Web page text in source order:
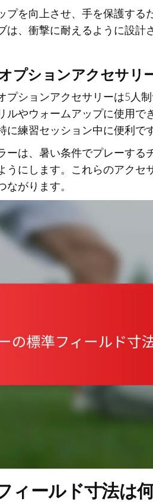
プを向上させ、手を保護する
は、衝撃に耐えるように設計
プションアクセサリ
プションアクセサリーは5人
ルやウォームアップに使用で
練習セッション中に便利です
ーは、暑い条件でプレーする
うにします。これらのアクセ
がります。
ィールド寸法は